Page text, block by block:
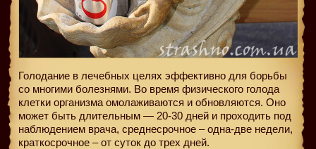
Голодание в лечебных целях эффективно для борьбы
со многими болезнями. Во время физического голода
клетки организма омолаживаются и обновляются. Оно
может быть длительным — 20-30 дней и проходить под
наблюдением врача, среднесрочное – одна-две недели,
краткосрочное – от суток до трех дней.